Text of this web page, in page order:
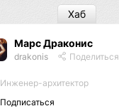
Марс Драконис
drakonis Поделиться
Инженер-архитектор
Подписаться
Хаб